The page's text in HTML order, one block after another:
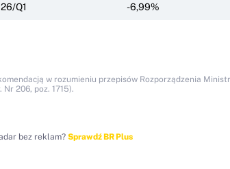
Q1 -6,99%
w rozumieniu przepisów Rozporządzenia
206, poz. 1715).
bez reklam? Sprawdź BR Plus